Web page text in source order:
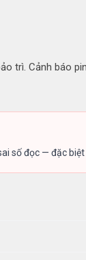
trì. Cảnh báo
số đọc — đặc